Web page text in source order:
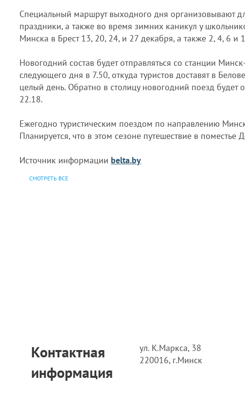
Специальный маршрут выходного дня организовывают
праздники, а также во время зимних каникул у
Минска в Брест 13, 20, 24, и 27 декабря, а также 2, 4, 6 и
Новогодний состав будет отправляться со станции
следующего дня в 7.50, откуда туристов доставят в
целый день. Обратно в столицу новогодний поезд будет
22.18.
Ежегодно туристическим поездом по направлению
Планируется, что в этом сезоне путешествие в
Источник информации belta.by
СМОТРЕТЬ ВСЕ
Контактная
информация
ул. К.Маркса, 38
220016, г.Минск